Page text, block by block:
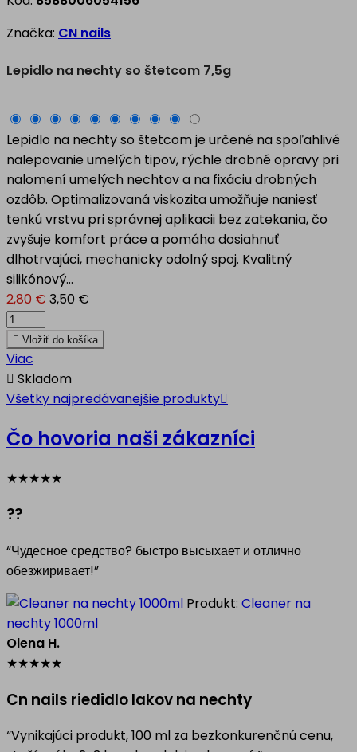
Značka: CN nails
Lepidlo na nechty so štetcom 7,5g
Lepidlo na nechty so štetcom je určené na spoľahlivé
nalepovanie umelých tipov, rýchle drobné opravy pri
nalomení umelých nechtov a na fixáciu drobných
ozdôb. Optimalizovaná viskozita umožňuje naniesť
tenkú vrstvu pri správnej aplikacii bez zatekania, čo
zvyšuje komfort práce a pomáha dosiahnuť
dlhotrvajúci, mechanicky odolný spoj. Kvalitný
silikónový...
2,80 € 3,50 €
 Vložiť do košíka
Viac
 Skladom
Všetky najpredávanejšie produkty
Čo hovoria naši zákazníci
★★★★★
??
“Чудесное средство? быстро высыхает и отлично
обезжиривает!”
Produkt: Cleaner na
nechty 1000ml
Olena H.
★★★★★
Cn nails riedidlo lakov na nechty
“Vynikajúci produkt, 100 ml za bezkonkurenčnú cenu,